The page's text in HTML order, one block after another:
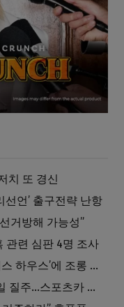
치 또 경신
언’ 출구전략 난항
거방해 가능성”
관련 심판 4명 조사
“한남 더 휠·반포터 자이”…황희 ‘버스 하우스’에 조롱 쏟아져
테메큘라 15번 프리웨이서 140마일 질주…스포츠카 압수